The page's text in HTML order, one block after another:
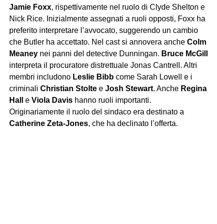
Jamie Foxx, rispettivamente nel ruolo di Clyde Shelton e
Nick Rice. Inizialmente assegnati a ruoli opposti, Foxx ha
preferito interpretare l’avvocato, suggerendo un cambio
che Butler ha accettato. Nel cast si annovera anche Colm
Meaneynei panni del detective Dunningan. Bruce McGill
interpreta il procuratore distrettuale Jonas Cantrell. Altri
membri includono Leslie Bibbcome Sarah Lowell e i
criminali Christian Stoltee Josh Stewart. Anche Regina
Hall
e Viola Davishanno ruoli importanti.
Originariamente il ruolo del sindaco era destinato a
Catherine Zeta-Jones, che ha declinato l’offerta.